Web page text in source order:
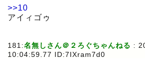
>>10
アイィゴゥ
181:名無しさん＠２ろぐちゃんねる :
10:04:59.77 ID:7IXram7d0